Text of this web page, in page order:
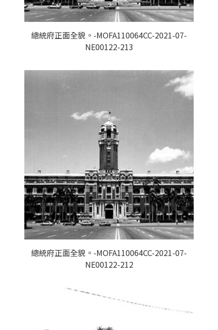
總統府正面全貌。-MOFA110064CC-2021-07-
NE00122-213
總統府正面全貌。-MOFA110064CC-2021-07-
NE00122-212